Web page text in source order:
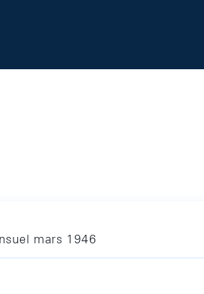
mars 1946